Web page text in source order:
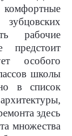
комфортные
рабочие
особого
школы
в список
здесь
множества